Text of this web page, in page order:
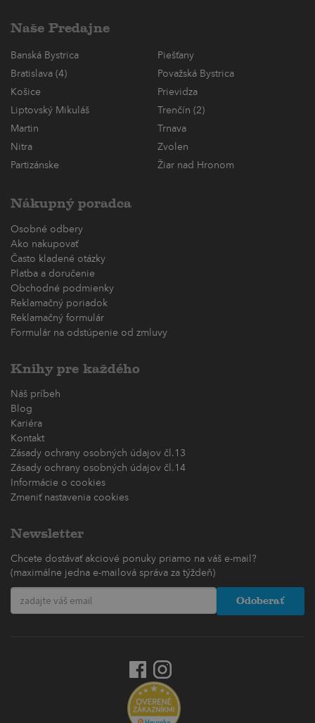
Naše Predajne
Banská Bystrica
Piešťany
Bratislava (4)
Považská Bystrica
Košice
Prievidza
Liptovský Mikuláš
Trenčín (2)
Martin
Trnava
Nitra
Zvolen
Partizánske
Žiar nad Hronom
Nákupný poradca
Osobné odbery
Ako nakupovať
Často kladené otázky
Platba a doručenie
Obchodné podmienky
Reklamačný poriadok
Reklamačný formulár
Formulár na odstúpenie od zmluvy
Knihy pre každého
Náš príbeh
Blog
Kariéra
Kontakt
Zásady ochrany osobných údajov čl.13
Zásady ochrany osobných údajov čl.14
Informácie o cookies
Zmeniť nastavenia cookies
Newsletter
Chcete dostávať akciové ponuky priamo na váš e-mail?
(maximálne jedna e-mailová správa za týždeň)
Odoberať